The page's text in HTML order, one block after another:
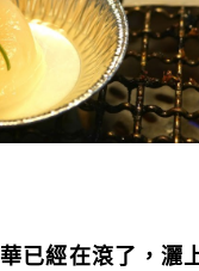
已經在滾了，灑